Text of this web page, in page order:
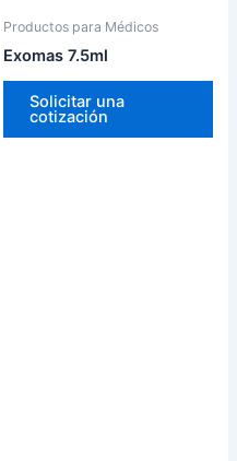
Productos para Médicos
Exomas 7.5ml
Solicitar una
cotización